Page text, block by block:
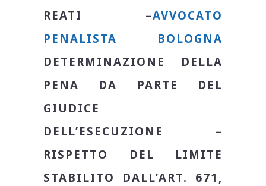
REATI –AVVOCATO
PENALISTA BOLOGNA
DETERMINAZIONE DELLA
PENA DA PARTE DEL
GIUDICE
DELL’ESECUZIONE –
RISPETTO DEL LIMITE
STABILITO DALL’ART. 671,